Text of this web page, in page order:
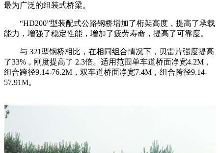
最为广泛的组装式桥梁。
“HD200”型装配式公路钢桥增加了桁架高度，提高了承载
能力，增强了稳定性能，增加了疲劳寿命，提高了可靠度。
与 321型钢桥相比，在相同组合情况下，贝雷片强度提高
了33%，刚度提高了 2.3倍。适用范围单车道桥面净宽4.2M，
组合跨径9.14-76.2M，双车道桥面净宽7.4M，组合跨径9.14-
57.91M。